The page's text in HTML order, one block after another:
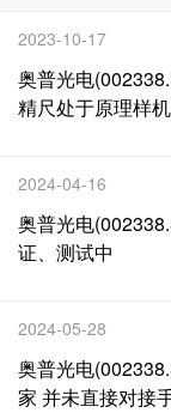
2023-10-17
奥普光电
精尺处于原理样
2024-04-16
奥普光电
证、测试中
2024-05-28
奥普光电
家 并未直接对接